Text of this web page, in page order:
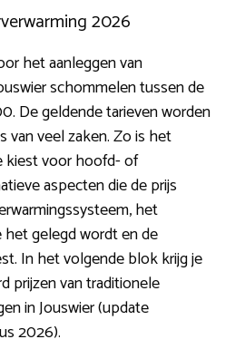
2026
het aanleggen van
schommelen tussen de
De geldende tarieven worden
van veel zaken. Zo is het
kiest voor hoofd- of
aspecten die de prijs
het
gelegd wordt en de
In het volgende blok krijg je
prijzen van traditionele
in Jouswier (update
2026).